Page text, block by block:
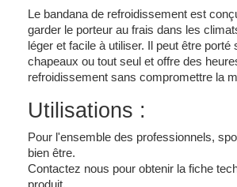
Le bandana de refroidissement est
garder le porteur au frais dans les
léger et facile à utiliser. Il peut être porté
chapeaux ou tout seul et offre des
refroidissement sans compromettre la
Utilisations :
Pour l'ensemble des professionnels,
bien être.
Contactez nous pour obtenir la fiche
produit.